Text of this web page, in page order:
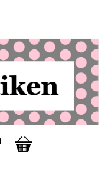
Favorites
Basket